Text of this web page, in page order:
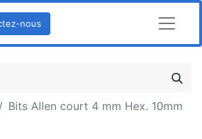
nous
Bits Allen court 4 mm Hex. 10mm